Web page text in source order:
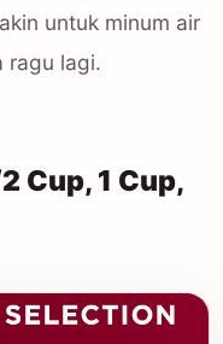
untuk minum air
ragu lagi.
Cup, 1 Cup,